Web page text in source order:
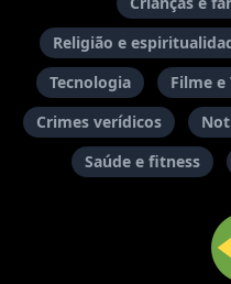
Religião e
Tecnologia
Filme e
Crimes verídicos
Saúde e fitness